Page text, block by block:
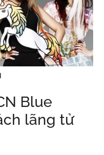
Blue
lãng tử